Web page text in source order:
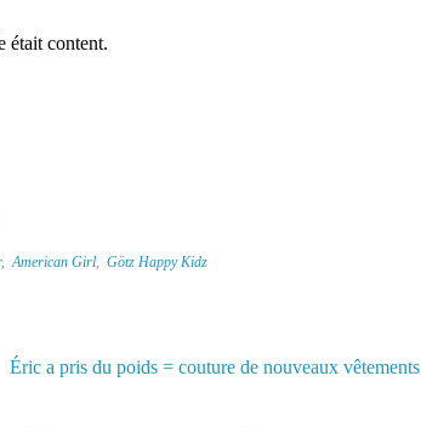
était content.
,American Girl, Götz Happy Kidz
Éric a pris du poids = couture de nouveaux vêtements